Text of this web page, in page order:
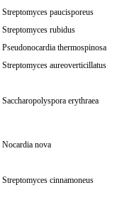
Streptomyces paucisporeus
Streptomyces rubidus
Pseudonocardia thermospinosa
Streptomyces aureoverticillatus
Saccharopolyspora erythraea
Nocardia nova
Streptomyces cinnamoneus